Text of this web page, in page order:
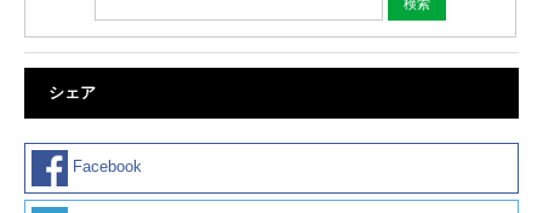
シェア
Facebook